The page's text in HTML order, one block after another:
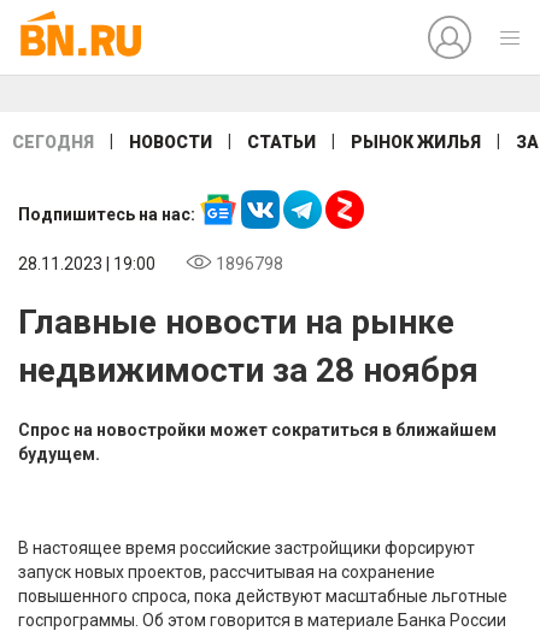
СЕГОДНЯ НОВОСТИ СТАТЬИ РЫНОК ЖИЛЬЯ
Подпишитесь на нас:
28.11.2023 | 19:00 1896798
Главные новости на рынке
недвижимости за 28 ноября
Спрос на новостройки может сократиться в ближайшем
будущем.
В настоящее время российские застройщики форсируют
запуск новых проектов, рассчитывая на сохранение
повышенного спроса, пока действуют масштабные льготные
госпрограммы. Об этом говорится в материале Банка России